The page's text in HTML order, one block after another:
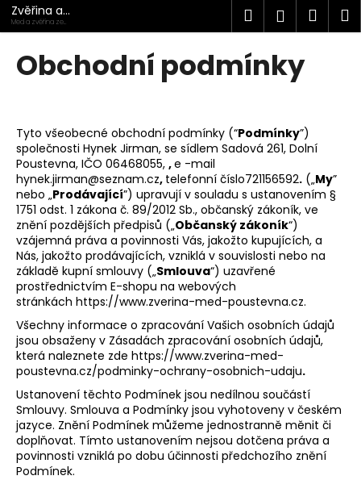
Přejít
na
obsah
Zvěřina a
Med
Poustevna
Med a zvěřina ze
severu
Hledat
Obchodní podmínky
Tyto všeobecné obchodní podmínky (“Podmínky”)
společnosti Hynek Jirman, se sídlem Sadová 261, Dolní
Poustevna, IČO 06468055, ,e -mail
hynek.jirman@seznam.cz, telefonní číslo721156592. („My”
nebo „Prodávající”) upravují v souladu s ustanovením §
1751 odst. 1 zákona č. 89/2012 Sb., občanský zákoník, ve
znění pozdějších předpisů („Občanský zákoník“)
vzájemná práva a povinnosti Vás, jakožto kupujících, a
Nás, jakožto prodávajících, vzniklá v souvislosti nebo na
základě kupní smlouvy („Smlouva“) uzavřené
prostřednictvím E-shopu na webových
stránkách https://www.zverina-med-poustevna.cz.
Všechny informace o zpracování Vašich osobních údajů
jsou obsaženy v Zásadách zpracování osobních údajů,
která naleznete zde https://www.zverina-med-
poustevna.cz/podminky-ochrany-osobnich-udaju.
Ustanovení těchto Podmínek jsou nedílnou součástí
Smlouvy. Smlouva a Podmínky jsou vyhotoveny v českém
jazyce. Znění Podmínek můžeme jednostranně měnit či
doplňovat. Tímto ustanovením nejsou dotčena práva a
povinnosti vzniklá po dobu účinnosti předchozího znění
Podmínek.
o
p
o
t
ř
e
b
u
j
e
t
e
n
a
j
í
t
?